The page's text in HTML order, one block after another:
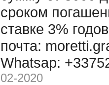
сроком
ставке 3%
почта:
Whatsap:
02-2020